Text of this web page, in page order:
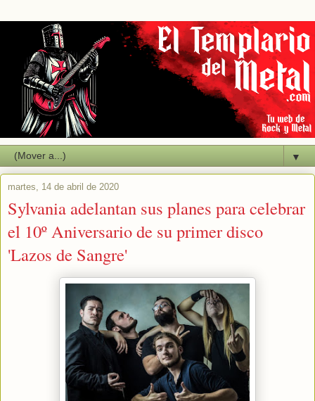
▼
martes, 14 de abril de 2020
Sylvania adelantan sus planes para celebrar
el 10º Aniversario de su primer disco
'Lazos de Sangre'